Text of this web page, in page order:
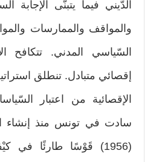
الدّيني فيما يتبنّى الإجابة
والمواقف والممارسات
السّياسي المدني. تتكافح
إقصائي متبادل. تنطلق
الإقصائية من اعتبار
سادت في تونس منذ إنشاء
(1956) قَوْسًا طارئًا في